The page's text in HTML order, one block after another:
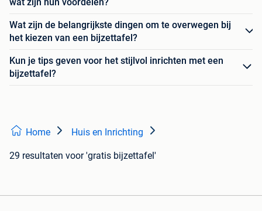
Wat zijn de belangrijkste dingen om te overwegen bij
het kiezen van een bijzettafel?
Kun je tips geven voor het stijlvol inrichten met een
bijzettafel?
Home Huis en Inrichting
29 resultaten voor 'gratis bijzettafel'